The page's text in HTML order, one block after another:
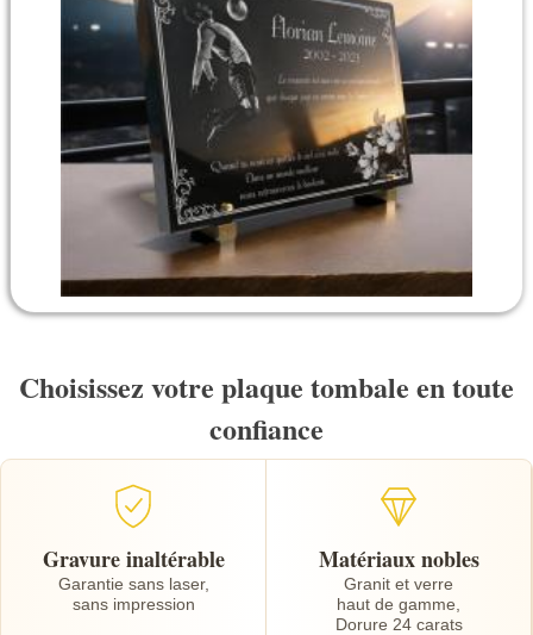
Choisissez votre plaque tombale en toute
confiance
Gravure inaltérable
Garantie sans laser,
sans impression
Matériaux nobles
Granit et verre
haut de gamme,
Dorure 24 carats